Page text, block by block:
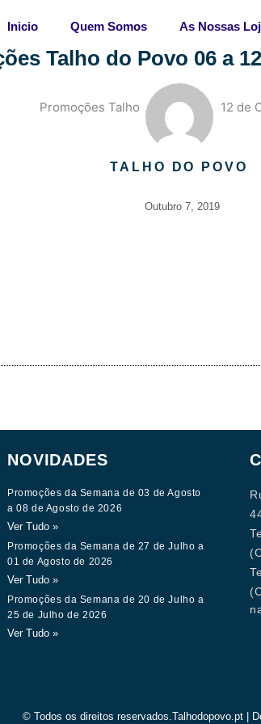
Inicio Quem Somos As Nossas
Talho do Povo 06 a
TALHO DO POVO
Outubro 7, 2019
NOVIDADES
Promoções da Semana de 03 de Agosto
a 08 de Agosto de 2026
Ver Tudo »
Promoções da Semana de 27 de Julho a
01 de Agosto de 2026
Ver Tudo »
Promoções da Semana de 20 de Julho a
25 de Julho de 2026
Ver Tudo »
© Todos os direitos reservados.Talhodopovo.pt |